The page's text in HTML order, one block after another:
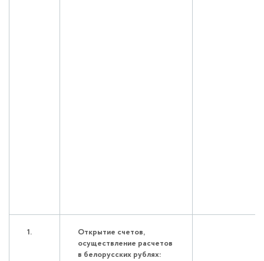
1.
Открытие счетов,
осуществление расчетов
в белорусских рублях: